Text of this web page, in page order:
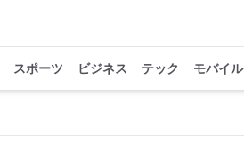
スポーツ ビジネス テック モバイル